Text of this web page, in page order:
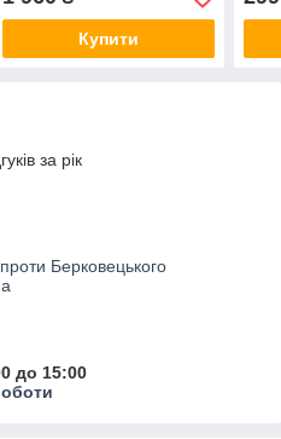
Купити
за рік
Берковецького
до 15:00